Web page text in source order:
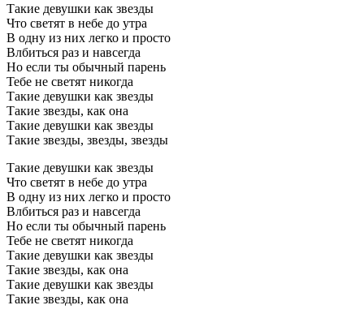
Такие девушки как звезды
Что светят в небе до утра
В одну из них легко и просто
Влбиться раз и навсегда
Но если ты обычный парень
Тебе не светят никогда
Такие девушки как звезды
Такие звезды, как она
Такие девушки как звезды
Такие звезды, звезды, звезды
Такие девушки как звезды
Что светят в небе до утра
В одну из них легко и просто
Влбиться раз и навсегда
Но если ты обычный парень
Тебе не светят никогда
Такие девушки как звезды
Такие звезды, как она
Такие девушки как звезды
Такие звезды, как она